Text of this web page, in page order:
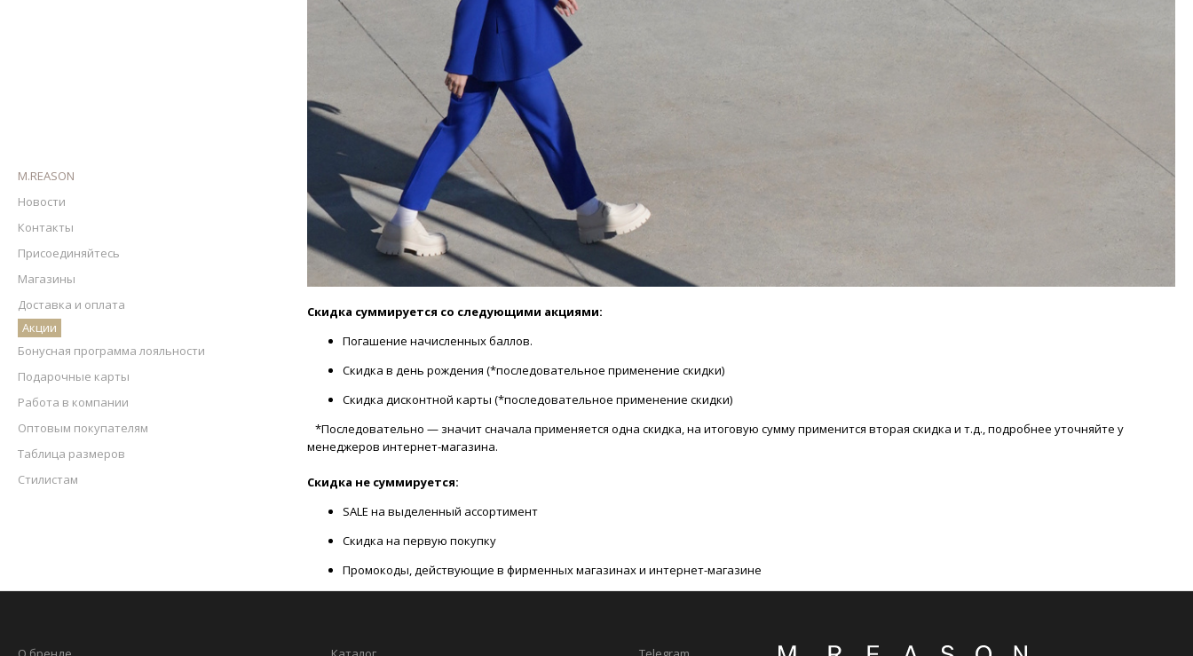
M.REASON
Новости
Контакты
Присоединяйтесь
Магазины
Доставка и оплата
Акции
Бонусная программа лояльности
Подарочные карты
Работа в компании
Оптовым покупателям
Таблица размеров
Стилистам
Скидка суммируется со следующими акциями:
Погашение начисленных баллов.
Скидка в день рождения (*последовательное применение скидки)
Скидка дисконтной карты (*последовательное применение скидки)
*Последовательно — значит сначала применяется одна скидка, на итоговую сумму применится вторая скидка и т.д., подробнее уточняйте у
менеджеров интернет-магазина.
Скидка не суммируется:
SALE на выделенный ассортимент
Скидка на первую покупку
Промокоды, действующие в фирменных магазинах и интернет-магазине